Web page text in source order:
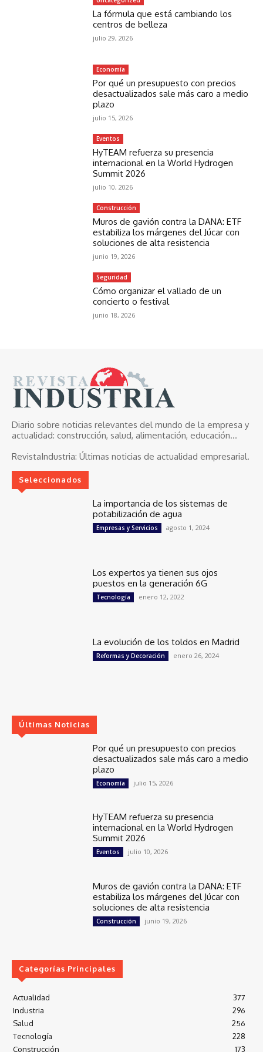
La fórmula que está cambiando los
centros de belleza
julio 29, 2026
Economía
Por qué un presupuesto con precios
desactualizados sale más caro a medio
plazo
julio 15, 2026
Eventos
HyTEAM refuerza su presencia
internacional en la World Hydrogen
Summit 2026
julio 10, 2026
Construcción
Muros de gavión contra la DANA: ETF
estabiliza los márgenes del Júcar con
soluciones de alta resistencia
junio 19, 2026
Seguridad
Cómo organizar el vallado de un
concierto o festival
junio 18, 2026
Diario sobre noticias relevantes del mundo de la empresa y
actualidad: construcción, salud, alimentación, educación...
RevistaIndustria: Últimas noticias de actualidad empresarial.
Seleccionados
La importancia de los sistemas de
potabilización de agua
Empresas y Servicios agosto 1, 2024
Los expertos ya tienen sus ojos
puestos en la generación 6G
Tecnología enero 12, 2022
La evolución de los toldos en Madrid
Reformas y Decoración enero 26, 2024
Últimas Noticias
Por qué un presupuesto con precios
desactualizados sale más caro a medio
plazo
Economía julio 15, 2026
HyTEAM refuerza su presencia
internacional en la World Hydrogen
Summit 2026
Eventos julio 10, 2026
Muros de gavión contra la DANA: ETF
estabiliza los márgenes del Júcar con
soluciones de alta resistencia
Construcción junio 19, 2026
Categorías Principales
Actualidad
377
Industria
296
Salud
256
Tecnología
228
Construcción
173